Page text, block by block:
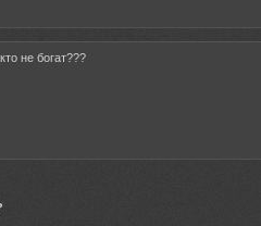
не богат???